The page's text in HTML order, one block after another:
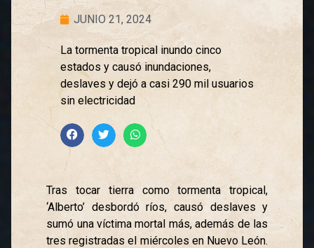
JUNIO 21, 2024
La tormenta tropical inundo cinco
estados y causó inundaciones,
deslaves y dejó a casi 290 mil usuarios
sin electricidad
Tras tocar tierra como tormenta tropical,
‘Alberto’ desbordó ríos, causó deslaves y
sumó una víctima mortal más, además de las
tres registradas el miércoles en Nuevo León.